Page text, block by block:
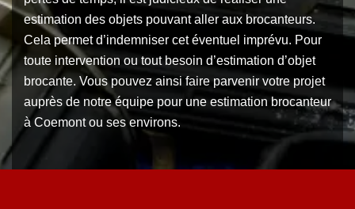
estimation des objets pouvant aller aux brocanteurs.
Cela permet d’indemniser cet éventuel imprévu. Pour
toute intervention ou tout besoin d’estimation d’objet
brocante. Vous pouvez ainsi faire parvenir votre projet
auprès de notre équipe pour une estimation brocanteur
à Coemont ou ses environs.